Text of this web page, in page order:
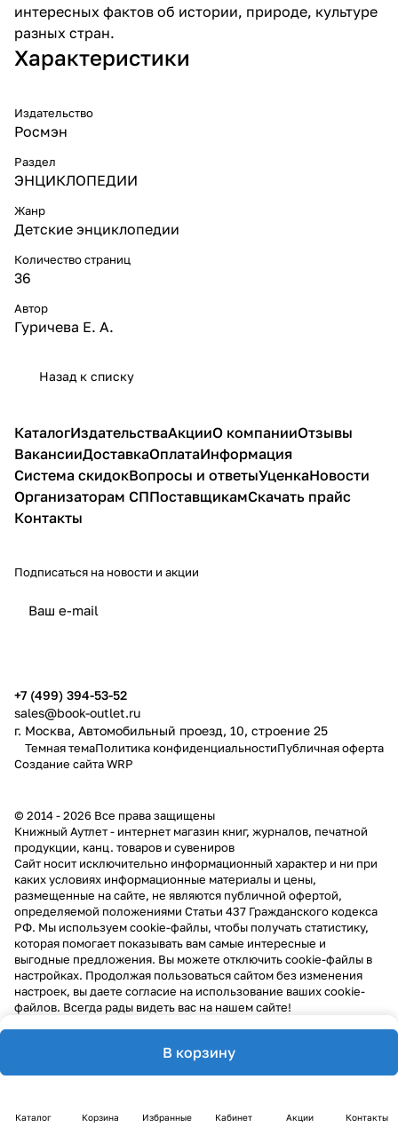
интересных фактов об истории, природе, культуре
разных стран.
Характеристики
Издательство
Росмэн
Раздел
ЭНЦИКЛОПЕДИИ
Жанр
Детские энциклопедии
Количество страниц
36
Автор
Гуричева Е. А.
Назад к списку
В корзину
Каталог Корзина Избранные Кабинет Акции Контакты
КаталогИздательстваАкцииО компанииОтзывы
ВакансииДоставкаОплатаИнформация
Система скидокВопросы и ответыУценкаНовости
Организаторам СППоставщикамСкачать прайс
Контакты
Подписаться на новости и акции
+7 (499) 394-53-52
sales@book-outlet.ru
г. Москва, Автомобильный проезд, 10, строение 25
Темная темаПолитика конфиденциальностиПубличная оферта
Создание сайтаWRP
© 2014 - 2026 Все права защищены
Книжный Аутлет - интернет магазин книг, журналов, печатной
продукции, канц. товаров и сувениров
Cайт носит исключительно информационный характер и ни при
каких условиях информационные материалы и цены,
размещенные на сайте, не являются публичной офертой,
определяемой положениями Статьи 437 Гражданского кодекса
РФ. Мы используем cookie-файлы, чтобы получать статистику,
которая помогает показывать вам самые интересные и
выгодные предложения. Вы можете отключить cookie-файлы в
настройках. Продолжая пользоваться сайтом без изменения
настроек, вы даете согласие на использование ваших cookie-
файлов. Всегда рады видеть вас на нашем сайте!